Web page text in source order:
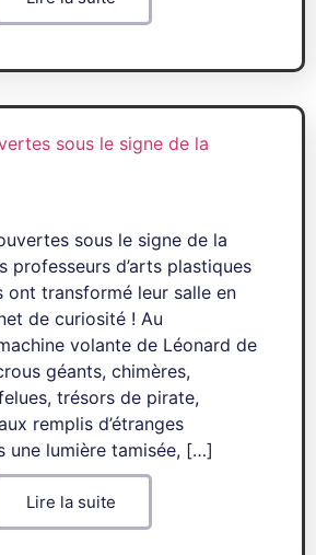
sous le signe de la
professeurs d’arts plastiques
ont transformé leur salle en
de curiosité ! Au
volante de Léonard de
géants, chimères,
trésors de pirate,
remplis d’étranges
une lumière tamisée, […]
Lire la suite